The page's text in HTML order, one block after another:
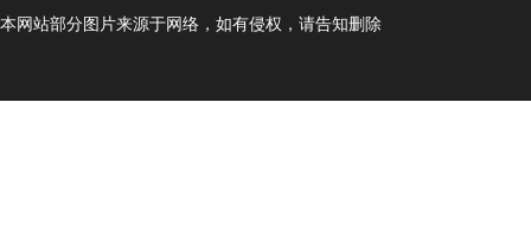
本网站部分图片来源于网络，如有侵权，请告知删除